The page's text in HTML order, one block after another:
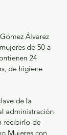
Álvarez
de 50 a
24
de higiene
de la
administración
recibirlo de
Mujeres con